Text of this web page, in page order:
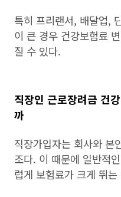
특히 프리랜서, 배달업,
이 큰 경우 건강보험료
질 수 있다.
직장인 근로장려금 건
까
직장가입자는 회사와 본
조다. 이 때문에 일반적
럽게 보험료가 크게 뛰